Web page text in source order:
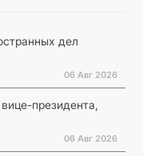
дел
06 Авг 2026
президента,
06 Авг 2026